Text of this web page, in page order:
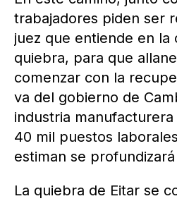
trabajadores piden ser
juez que entiende en la
quiebra, para que
comenzar con la
va del gobierno de
industria
40 mil puestos
estiman se
La quiebra de Eitar se